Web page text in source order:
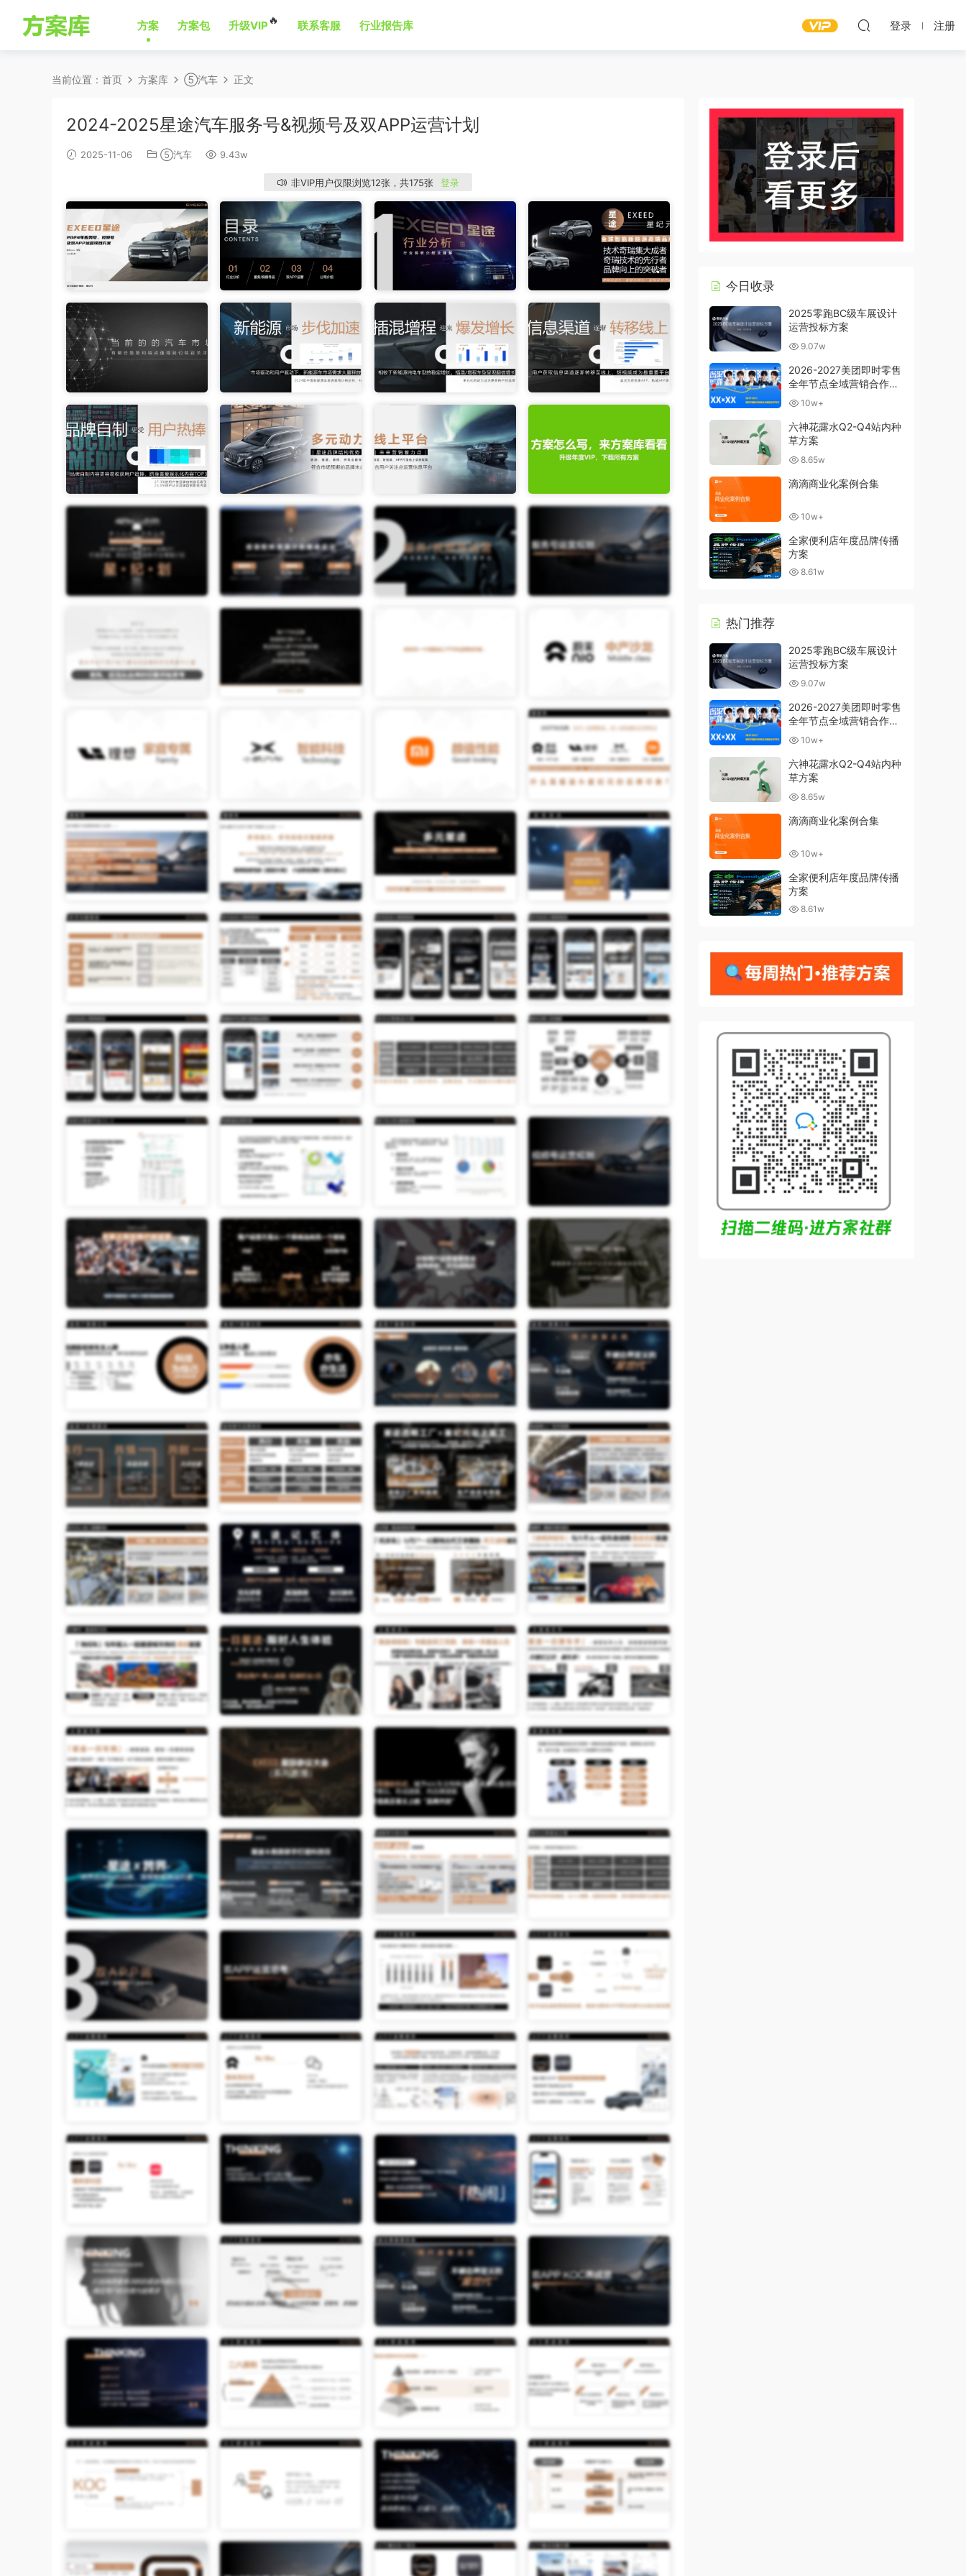
方案 方案包 升级VIP🔥 联系客服 行业报告库 登录 注册
当前位置： 首页 方案库 ⑤汽车 正文
2024-2025星途汽车服务号&视频号及双APP运营计划
2025-11-06 ⑤汽车 9.43w
非VIP用户仅限浏览12张，共175张 登录
今日收录
2025零跑BC级车展设计
运营投标方案
9.07w
2026-2027美团即时零售
全年节点全域营销合作方
案 10w+
六神花露水Q2-Q4站内种
草方案
8.65w
滴滴商业化案例合集
10w+
全家便利店年度品牌传播
方案
8.61w
热门推荐
2025零跑BC级车展设计
运营投标方案
9.07w
2026-2027美团即时零售
全年节点全域营销合作方
案 10w+
六神花露水Q2-Q4站内种
草方案
8.65w
滴滴商业化案例合集
10w+
全家便利店年度品牌传播
方案
8.61w